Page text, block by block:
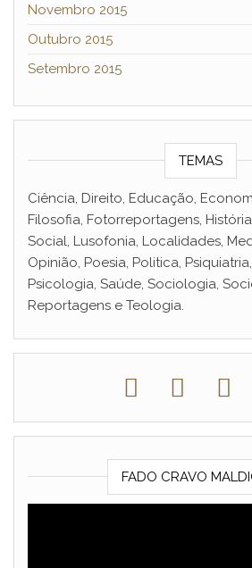
Novembro 2015
Outubro 2015
Setembro 2015
TEMAS
Ciência, Direito, Educação,
Filosofia, Fotorreportagens,
Social, Lusofonia, Localidades,
Opinião, Poesia, Politica,
Psicologia, Saúde, Sociologia,
Reportagens e Teologia.
FADO CRAVO